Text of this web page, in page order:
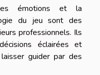
émotions et la
du jeu sont des
professionnels. Ils
éclairées et
guider par des